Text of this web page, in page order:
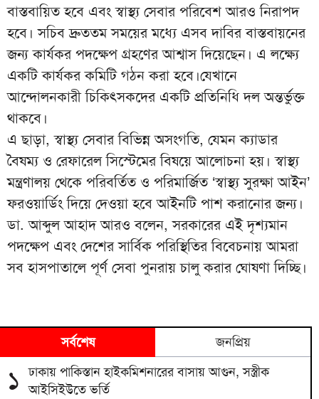
বাস্তবায়িত হবে এবং স্বাস্থ্য সেবার পরিবেশ আরও নিরাপদ
হবে। সচিব দ্রুততম সময়ের মধ্যে এসব দাবির বাস্তবায়নের
জন্য কার্যকর পদক্ষেপ গ্রহণের আশ্বাস দিয়েছেন। এ লক্ষ্যে
একটি কার্যকর কমিটি গঠন করা হবে।যেখানে
আন্দোলনকারী চিকিৎসকদের একটি প্রতিনিধি দল অন্তর্ভুক্ত
থাকবে।
এ ছাড়া, স্বাস্থ্য সেবার বিভিন্ন অসংগতি, যেমন ক্যাডার
বৈষম্য ও রেফারেল সিস্টেমের বিষয়ে আলোচনা হয়। স্বাস্থ্য
মন্ত্রণালয় থেকে পরিবর্তিত ও পরিমার্জিত ‘স্বাস্থ্য সুরক্ষা আইন’
ফরওয়ার্ডিং দিয়ে দেওয়া হবে আইনটি পাশ করানোর জন্য।
ডা. আব্দুল আহাদ আরও বলেন, সরকারের এই দৃশ্যমান
পদক্ষেপ এবং দেশের সার্বিক পরিস্থিতির বিবেচনায় আমরা
সব হাসপাতালে পূর্ণ সেবা পুনরায় চালু করার ঘোষণা দিচ্ছি।
সর্বশেষ জনপ্রিয়
১ ঢাকায় পাকিস্তান হাইকমিশনারের বাসায় আগুন, সস্ত্রীক
আইসিইউতে ভর্তি